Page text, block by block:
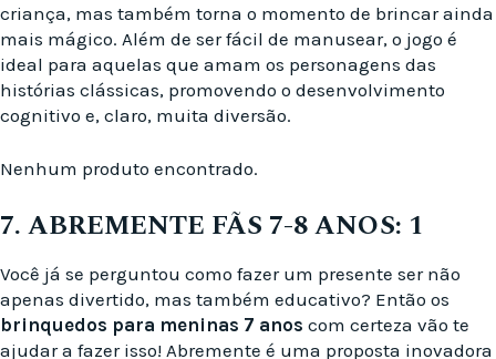
criança, mas também torna o momento de brincar ainda
mais mágico. Além de ser fácil de manusear, o jogo é
ideal para aquelas que amam os personagens das
histórias clássicas, promovendo o desenvolvimento
cognitivo e, claro, muita diversão.
Nenhum produto encontrado.
7. ABREMENTE FÃS 7-8 ANOS: 1
Você já se perguntou como fazer um presente ser não
apenas divertido, mas também educativo? Então os
brinquedos para meninas 7 anos com certeza vão te
ajudar a fazer isso! Abremente é uma proposta inovadora